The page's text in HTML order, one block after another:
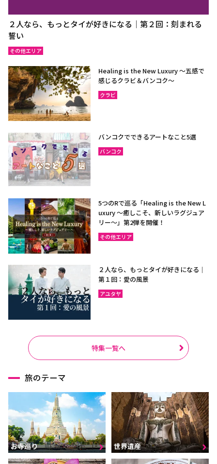
２人なら、もっとタイが好きになる｜第２回：刻まれる
誓い
その他エリア
Healing is the New Luxury ～五感で
感じるクラビ＆バンコク～
クラビ
バンコクでできるアートなこと5選
バンコク
5つのRで巡る「Healing is the New L
uxury ～癒しこそ、新しいラグジュア
リー〜」第2弾を開催！
その他エリア
２人なら、もっとタイが好きになる｜
第１回：愛の風景
アユタヤ
特集一覧へ
旅のテーマ
お寺巡り 世界遺産